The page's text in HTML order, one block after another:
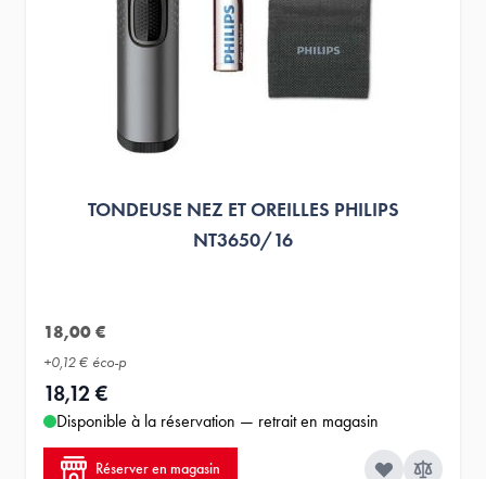
TONDEUSE NEZ ET OREILLES PHILIPS
NT3650/16
18,00 €
+0,12 € éco-p
18,12 €
Disponible à la réservation — retrait en magasin
Réserver en magasin